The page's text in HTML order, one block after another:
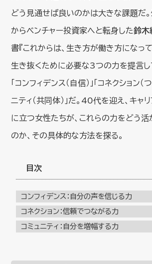
どう見通せば良いのかは大きな課題だ
からベンチャー投資家へと転身した鈴木
書『これからは、生き方が働き方になっ
生き抜くために必要な3つの力を提言し
「コンフィデンス（自信）」「コネクション（
ニティ（共同体）」だ。40代を迎え、キャ
に立つ女性たちが、これらの力をどう
のか、その具体的な方法を探る。
目次
コンフィデンス：自分の声を信じる力
コネクション：信頼でつながる力
コミュニティ：自分を増幅する力